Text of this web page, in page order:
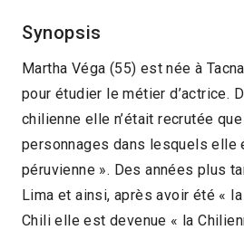
Synopsis
Martha Véga (55) est née à
pour étudier le métier d’actrice.
chilienne elle n’était recrutée
personnages dans lesquels elle
péruvienne ». Des années plus
Lima et ainsi, après avoir été «
Chili elle est devenue « la